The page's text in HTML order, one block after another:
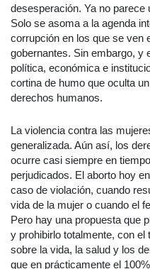
desesperación. Ya no parece
Solo se asoma a la agenda
corrupción en los que se ven
gobernantes. Sin embargo, y
política, económica e
cortina de humo que oculta
derechos humanos.
La violencia contra las
generalizada. Aún así, los
ocurre casi siempre en
perjudicados. El aborto hoy
caso de violación, cuando
vida de la mujer o cuando el
Pero hay una propuesta que
y prohibirlo totalmente, con
sobre la vida, la salud y los
que en prácticamente el